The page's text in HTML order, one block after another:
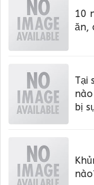
10
ăn,
Tại
bị